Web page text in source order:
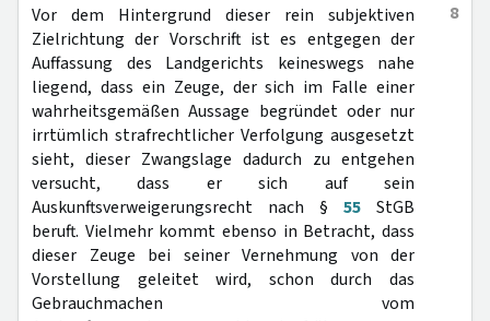
8
Vor dem Hintergrund dieser rein subjektiven
Zielrichtung der Vorschrift ist es entgegen der
Auffassung des Landgerichts keineswegs nahe
liegend, dass ein Zeuge, der sich im Falle einer
wahrheitsgemäßen Aussage begründet oder nur
irrtümlich strafrechtlicher Verfolgung ausgesetzt
sieht, dieser Zwangslage dadurch zu entgehen
versucht, dass er sich auf sein
Auskunftsverweigerungsrecht nach § 55 StGB
beruft. Vielmehr kommt ebenso in Betracht, dass
dieser Zeuge bei seiner Vernehmung von der
Vorstellung geleitet wird, schon durch das
Gebrauchmachen vom